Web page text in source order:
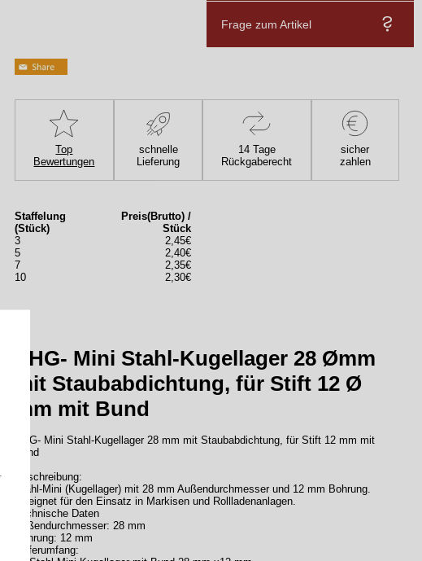
Frage zum Artikel
Top
Bewertungen
schnelle
Lieferung
14 Tage
Rückgaberecht
sicher
zahlen
Staffelung
(Stück)
Preis(Brutto) /
Stück
3
2,45€
5
2,40€
7
2,35€
10
2,30€
SHG- Mini Stahl-Kugellager 28 Ømm
mit Staubabdichtung, für Stift 12 Ø
mm mit Bund
SHG- Mini Stahl-Kugellager 28 mm mit Staubabdichtung, für Stift 12 mm mit
Bund
Beschreibung:
Stahl-Mini (Kugellager) mit 28 mm Außendurchmesser und 12 mm Bohrung.
Geeignet für den Einsatz in Markisen und Rollladenanlagen.
Technische Daten
Außendurchmesser: 28 mm
Bohrung: 12 mm
Lieferumfang: